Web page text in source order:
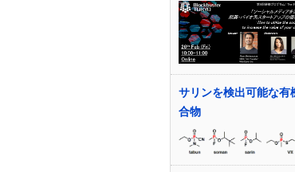
サリンを検出可能な有
合物